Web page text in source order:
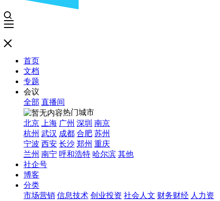
首页
文档
专题
会议
全部 直播间
热门城市
北京
上海 广州 深圳 南京
杭州 武汉 成都 合肥 苏州
宁波 西安 长沙 郑州 重庆
兰州 南宁 呼和浩特 哈尔滨 其他
社企号
博客
分类
市场营销 信息技术 创业投资 社会人文 财务财经 人力资